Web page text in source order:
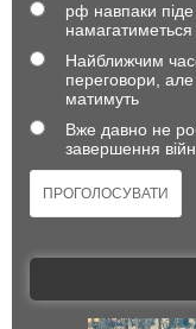
рф навпаки
Найближчим
переговори, але
матимуть
Вже давно не
завершення